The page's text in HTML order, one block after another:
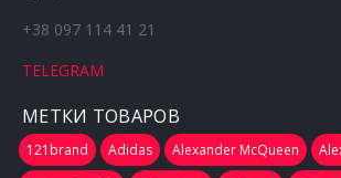
+38 097 114 41 21
TELEGRAM
МЕТКИ ТОВАРОВ
121brand Adidas Alexander McQueen